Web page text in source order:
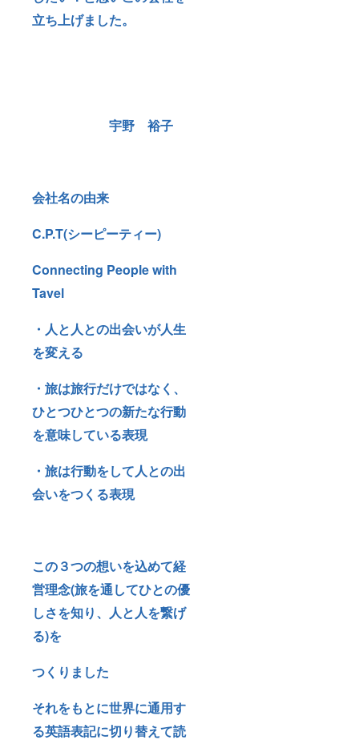
立ち上げました。
宇野 裕子
会社名の由来
C.P.T(シーピーティー)
Connecting People with
Tavel
・人と人との出会いが人生
を変える
・旅は旅行だけではなく、
ひとつひとつの新たな行動
を意味している表現
・旅は行動をして人との出
会いをつくる表現
この３つの想いを込めて経
営理念(旅を通してひとの優
しさを知り、人と人を繋げ
る)を
つくりました
それをもとに世界に通用す
る英語表記に切り替えて読